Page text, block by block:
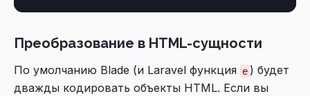
Преобразование в HTML-сущности
По умолчанию Blade (и Laravel функция e ) будет
дважды кодировать объекты HTML. Если вы